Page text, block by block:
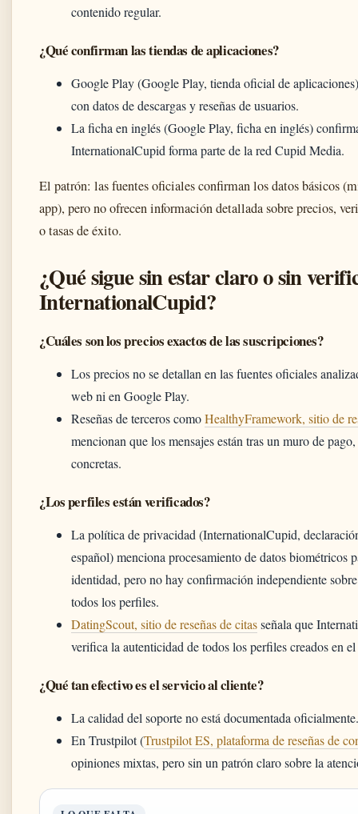
contenido regular.
¿Qué confirman las tiendas de aplicaciones?
Google Play (Google Play, tienda oficial de
con datos de descargas y reseñas de usuarios.
La ficha en inglés (Google Play, ficha en inglés)
InternationalCupid forma parte de la red Cupid Media.
El patrón: las fuentes oficiales confirman los datos básicos
app), pero no ofrecen información detallada sobre precios,
o tasas de éxito.
¿Qué sigue sin estar claro o sin
InternationalCupid?
¿Cuáles son los precios exactos de las suscripciones?
Los precios no se detallan en las fuentes oficiales
web ni en Google Play.
Reseñas de terceros comoHealthyFramework, sitio de
mencionan que los mensajes están tras un muro de
concretas.
¿Los perfiles están verificados?
La política de privacidad (InternationalCupid,
español) menciona procesamiento de datos biométricos
identidad, pero no hay confirmación independiente
todos los perfiles.
DatingScout, sitio de reseñas de citasseñala que
verifica la autenticidad de todos los perfiles creados en
¿Qué tan efectivo es el servicio al cliente?
La calidad del soporte no está documentada oficialmente.
En Trustpilot (Trustpilot ES, plataforma de reseñas de
opiniones mixtas, pero sin un patrón claro sobre la